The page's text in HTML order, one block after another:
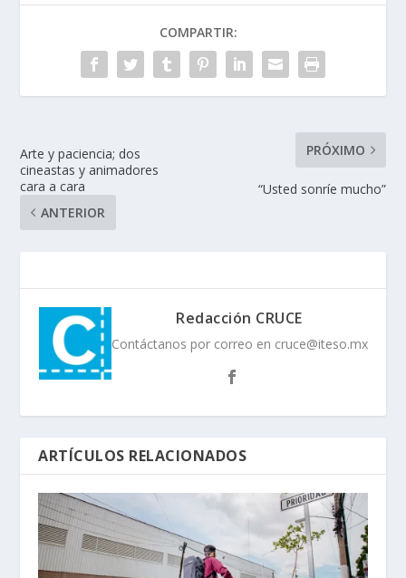
COMPARTIR:
Arte y paciencia; dos
cineastas y animadores
cara a cara
ANTERIOR
PRÓXIMO
“Usted sonríe mucho”
Redacción CRUCE
Contáctanos por correo en cruce@iteso.mx
ARTÍCULOS RELACIONADOS